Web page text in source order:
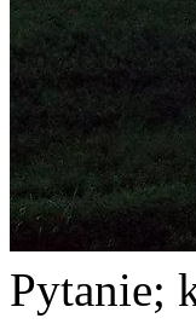
Pytanie;